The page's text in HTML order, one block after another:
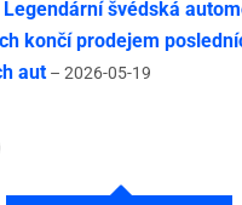
švédská
končí prodejem
aut – 2026-05-19